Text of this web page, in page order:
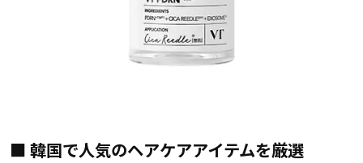
■ 韓国で人気のヘアケアアイテムを厳選